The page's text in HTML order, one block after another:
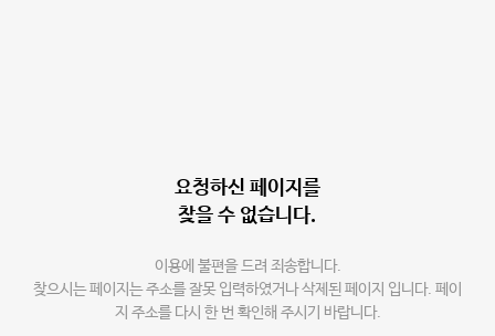
요청하신 페이지를
찾을 수 없습니다.
이용에 불편을 드려 죄송합니다.
찾으시는 페이지는 주소를 잘못 입력하였거나 삭제된 페이지 입니다. 페이
지 주소를 다시 한 번 확인해 주시기 바랍니다.